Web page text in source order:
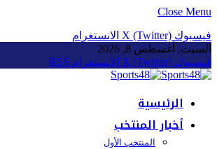
Close Menu
فيسبوك X (Twitter) الانستغرام
السبت, أغسطس 8, 2026
فيسبوك X (Twitter) الانستغرام RSS
الرئيسية
أخبار المنتخب
المنتخب الأول